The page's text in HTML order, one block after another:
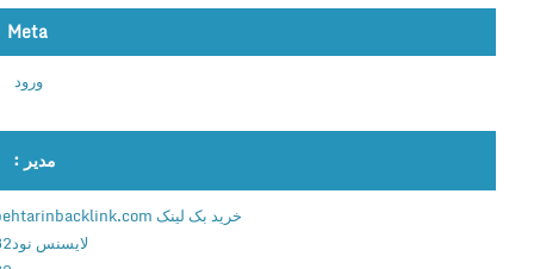
ن
ا
ز
ا
Meta
مدیر :
خرید بک لینک behtarinbacklink.com
لایسنس نود32